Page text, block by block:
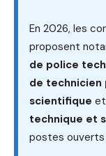
En 2026, les
proposent
de police
de technicien
scientifique et
technique et
postes ouverts